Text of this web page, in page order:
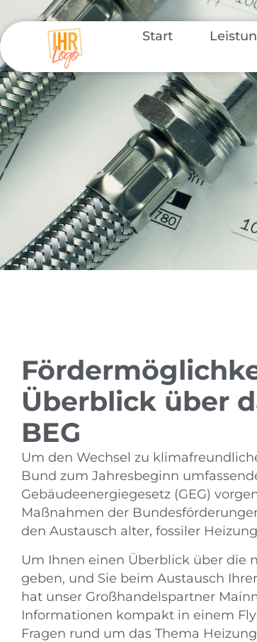
Start
Überblick über
BEG
Um den Wechsel zu
Bund zum Jahresbeginn
Gebäudeenergiegesetz (GEG)
Maßnahmen der
den Austausch alter, fossiler
Um Ihnen einen Überblick über die
geben, und Sie beim Austausch
hat unser Großhandelspartner
Informationen kompakt in einem
Fragen rund um das Thema